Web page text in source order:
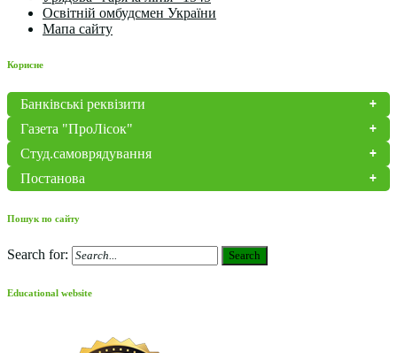
Освітній омбудсмен України
Мапа сайту
Корисне
Банківські реквізити
Газета "ПроЛісок"
Студ.самоврядування
Постанова
Пошук по сайту
Search for: Search
Educational website